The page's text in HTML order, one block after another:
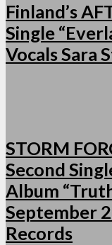
Finland’s
Single
Vocals Sara
STORM
Second
Album
September
Records